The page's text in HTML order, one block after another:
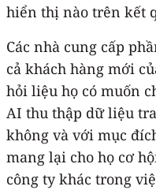
hiển thị nào trên kết
Các nhà cung cấp
cả khách hàng mới
hỏi liệu họ có muốn
AI thu thập dữ liệu
không và với mục
mang lại cho họ cơ
công ty khác trong